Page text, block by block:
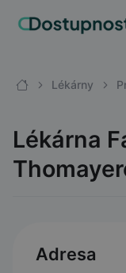
Lékárny
Lékárna
Adresa